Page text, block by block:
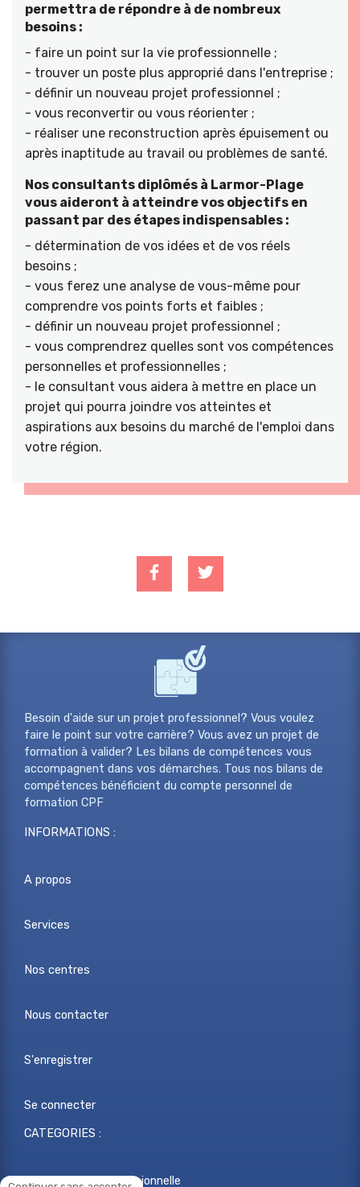
permettra de répondre à de nombreux
besoins :
- faire un point sur la vie professionnelle ;
- trouver un poste plus approprié dans l'entreprise ;
- définir un nouveau projet professionnel ;
- vous reconvertir ou vous réorienter ;
- réaliser une reconstruction après épuisement ou
après inaptitude au travail ou problèmes de santé.
Nos consultants diplômés à Larmor-Plage
vous aideront à atteindre vos objectifs en
passant par des étapes indispensables :
- détermination de vos idées et de vos réels
besoins ;
- vous ferez une analyse de vous-même pour
comprendre vos points forts et faibles ;
- définir un nouveau projet professionnel ;
- vous comprendrez quelles sont vos compétences
personnelles et professionnelles ;
- le consultant vous aidera à mettre en place un
projet qui pourra joindre vos atteintes et
aspirations aux besoins du marché de l'emploi dans
votre région.
Besoin d'aide sur un projet professionnel? Vous voulez
faire le point sur votre carrière? Vous avez un projet de
formation à valider? Les bilans de compétences vous
accompagnent dans vos démarches. Tous nos bilans de
compétences bénéficient du compte personnel de
formation CPF
INFORMATIONS :
A propos
Services
Nos centres
Nous contacter
S'enregistrer
Se connecter
CATEGORIES :
Reconversion professionnelle